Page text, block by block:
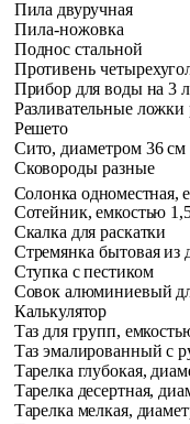
Пила двуручная
Пила-ножовка
Поднос стальной
Противень
Прибор для воды на 3
Разливательные ложки
Решето
Сито, диаметром 36 см
Сковороды разные
Солонка одноместная,
Сотейник, емкостью
Скалка для раскатки
Стремянка бытовая
Ступка с пестиком
Совок алюминиевый
Калькулятор
Таз для групп,
Таз эмалированный с
Тарелка глубокая,
Тарелка десертная,
Тарелка мелкая,